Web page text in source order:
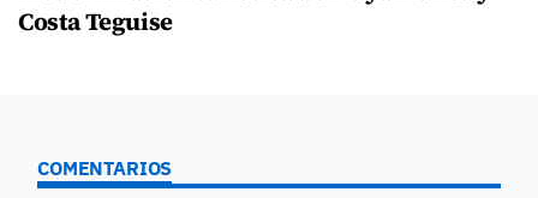
Costa Teguise
COMENTARIOS